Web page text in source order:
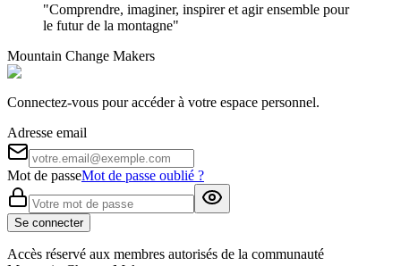
"Comprendre, imaginer, inspirer et agir ensemble pour
le futur de la montagne"
Mountain Change Makers
Connectez-vous pour accéder à votre espace personnel.
Adresse email
Mot de passeMot de passe oublié ?
Se connecter
Accès réservé aux membres autorisés de la communauté